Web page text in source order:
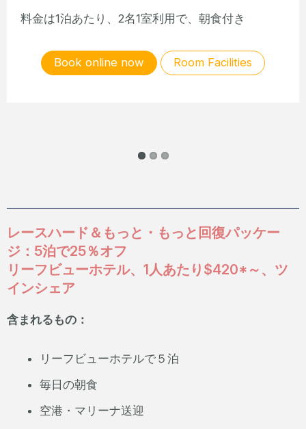
料金は1泊あたり、2名1室利用で、朝食付き
Book online now Room Facilities
レースハード＆もっと・もっと回復パッケー
ジ：5泊で25％オフ
リーフビューホテル、1人あたり$420*～、ツ
インシェア
含まれるもの：
リーフビューホテルで５泊
毎日の朝食
空港・マリーナ送迎